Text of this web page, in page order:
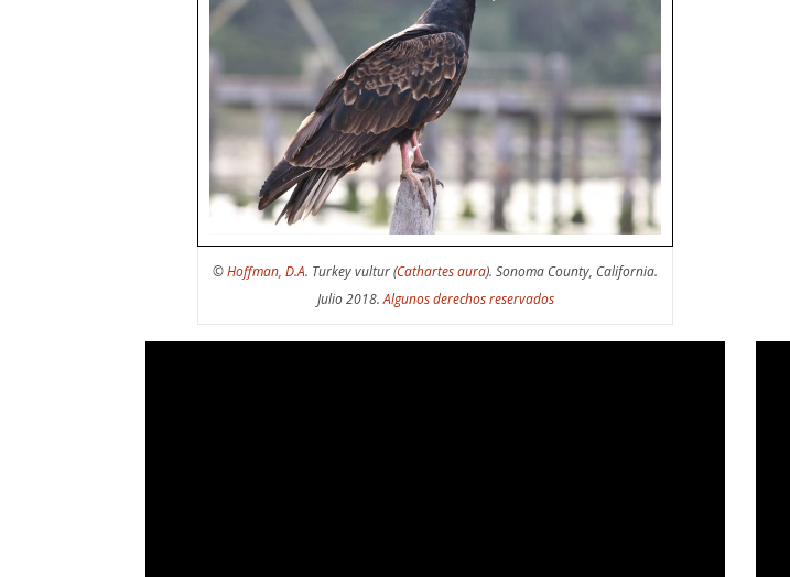
©Hoffman, D.A. Turkey vultur (Cathartes aura). Sonoma County, California.
Julio 2018.Algunos derechos reservados